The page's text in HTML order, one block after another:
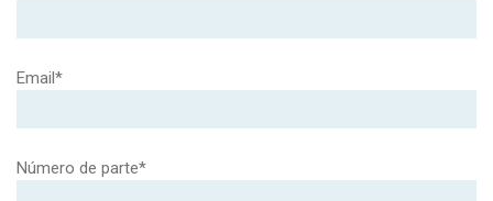
Email*
Número de parte*